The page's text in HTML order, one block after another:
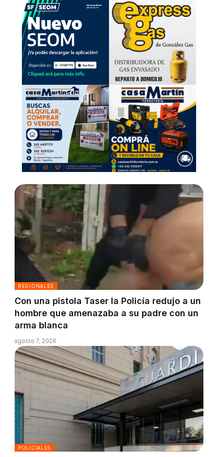
REGIONALES
Con una pistola Taser la Policía redujo a un
hombre que amenazaba a su padre con un
arma blanca
agosto 7, 2026
POLICIALES